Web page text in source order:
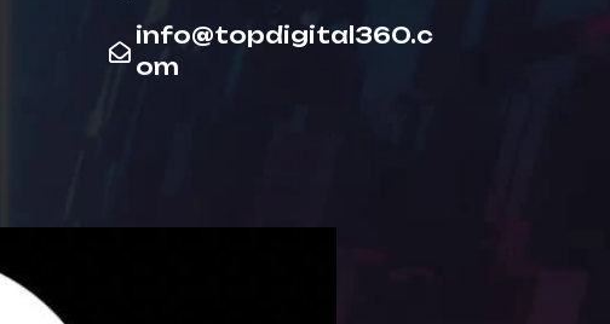
info@topdigital360.c
om